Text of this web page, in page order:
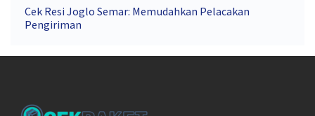
Cek Resi Joglo Semar: Memudahkan Pelacakan
Pengiriman